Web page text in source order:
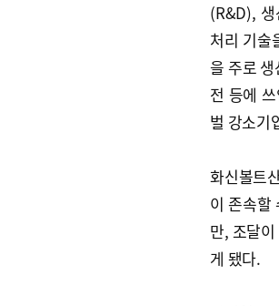
(R&D), 생
처리 기술
을 주로
전 등에
벌 강소기
화신볼트
이 존속할
만, 조달
게 됐다.